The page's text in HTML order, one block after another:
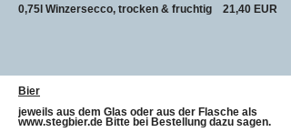
0,75l Winzersecco, trocken & fruchtig 21,40 EUR
Bier
jeweils aus dem Glas oder aus der Flasche als
www.stegbier.de Bitte bei Bestellung dazu sagen.